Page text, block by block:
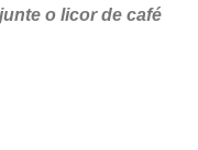
o licor de café